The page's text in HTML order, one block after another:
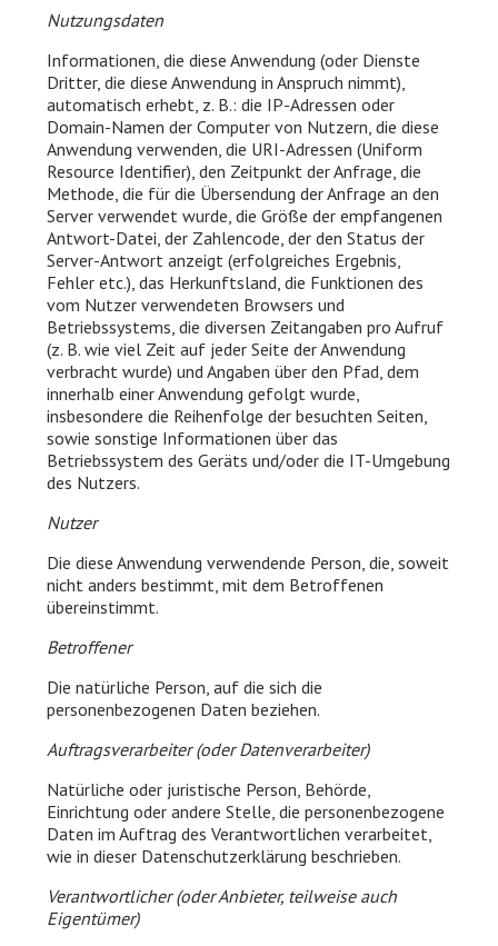
Nutzungsdaten
Informationen, die diese Anwendung (oder Dienste
Dritter, die diese Anwendung in Anspruch nimmt),
automatisch erhebt, z. B.: die IP-Adressen oder
Domain-Namen der Computer von Nutzern, die diese
Anwendung verwenden, die URI-Adressen (Uniform
Resource Identifier), den Zeitpunkt der Anfrage, die
Methode, die für die Übersendung der Anfrage an den
Server verwendet wurde, die Größe der empfangenen
Antwort-Datei, der Zahlencode, der den Status der
Server-Antwort anzeigt (erfolgreiches Ergebnis,
Fehler etc.), das Herkunftsland, die Funktionen des
vom Nutzer verwendeten Browsers und
Betriebssystems, die diversen Zeitangaben pro Aufruf
(z. B. wie viel Zeit auf jeder Seite der Anwendung
verbracht wurde) und Angaben über den Pfad, dem
innerhalb einer Anwendung gefolgt wurde,
insbesondere die Reihenfolge der besuchten Seiten,
sowie sonstige Informationen über das
Betriebssystem des Geräts und/oder die IT-Umgebung
des Nutzers.
Nutzer
Die diese Anwendung verwendende Person, die, soweit
nicht anders bestimmt, mit dem Betroffenen
übereinstimmt.
Betroffener
Die natürliche Person, auf die sich die
personenbezogenen Daten beziehen.
Auftragsverarbeiter (oder Datenverarbeiter)
Natürliche oder juristische Person, Behörde,
Einrichtung oder andere Stelle, die personenbezogene
Daten im Auftrag des Verantwortlichen verarbeitet,
wie in dieser Datenschutzerklärung beschrieben.
Verantwortlicher (oder Anbieter, teilweise auch
Eigentümer)